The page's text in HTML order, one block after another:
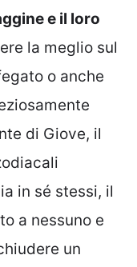
e il loro
la meglio sul
o anche
di Giove, il
in sé stessi, il
a nessuno e
un